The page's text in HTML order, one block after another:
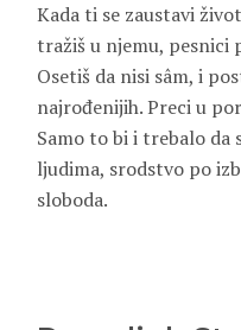
Kada ti se zaustavi
tražiš u njemu, pesnici
Osetiš da nisi sâm, i
najrođenijih. Preci u
Samo to bi i trebalo da
ljudima, srodstvo po
sloboda.